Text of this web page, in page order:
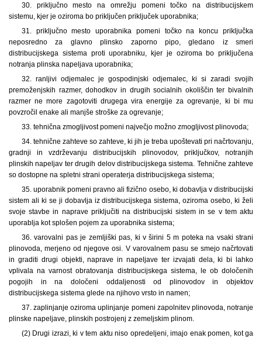
30. priključno mesto na omrežju pomeni točko na distribucijskem
sistemu, kjer je oziroma bo priključen priključek uporabnika;
31. priključno mesto uporabnika pomeni točko na koncu priključka
neposredno za glavno plinsko zaporno pipo, gledano iz smeri
distribucijskega sistema proti uporabniku, kjer je oziroma bo priključena
notranja plinska napeljava uporabnika;
32. ranljivi odjemalec je gospodinjski odjemalec, ki si zaradi svojih
premoženjskih razmer, dohodkov in drugih socialnih okoliščin ter bivalnih
razmer ne more zagotoviti drugega vira energije za ogrevanje, ki bi mu
povzročil enake ali manjše stroške za ogrevanje;
33. tehnična zmogljivost pomeni največjo možno zmogljivost plinovoda;
34. tehnične zahteve so zahteve, ki jih je treba upoštevati pri načrtovanju,
gradnji in vzdrževanju distribucijskih plinovodov, priključkov, notranjih
plinskih napeljav ter drugih delov distribucijskega sistema. Tehnične zahteve
so dostopne na spletni strani operaterja distribucijskega sistema;
35. uporabnik pomeni pravno ali fizično osebo, ki dobavlja v distribucijski
sistem ali ki se ji dobavlja iz distribucijskega sistema, oziroma osebo, ki želi
svoje stavbe in naprave priključiti na distribucijski sistem in se v tem aktu
uporablja kot splošen pojem za uporabnika sistema;
36. varovalni pas je zemljiški pas, ki v širini 5 m poteka na vsaki strani
plinovoda, merjeno od njegove osi. V varovalnem pasu se smejo načrtovati
in graditi drugi objekti, naprave in napeljave ter izvajati dela, ki bi lahko
vplivala na varnost obratovanja distribucijskega sistema, le ob določenih
pogojih in na določeni oddaljenosti od plinovodov in objektov
distribucijskega sistema glede na njihovo vrsto in namen;
37. zaplinjanje oziroma uplinjanje pomeni zapolnitev plinovoda, notranje
plinske napeljave, plinskih postrojenj z zemeljskim plinom.
(2) Drugi izrazi, ki v tem aktu niso opredeljeni, imajo enak pomen, kot ga